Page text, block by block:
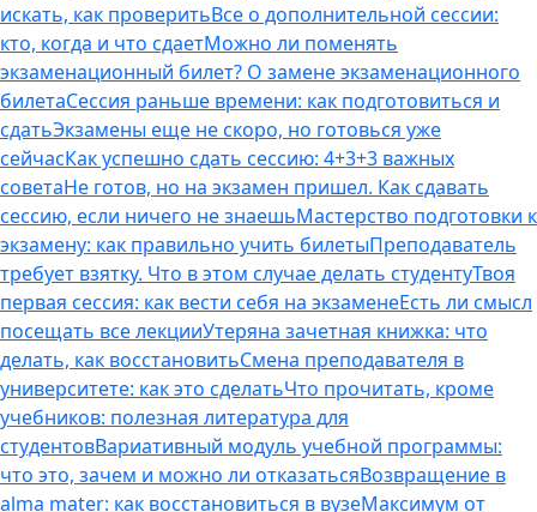
искать, как проверитьВсе о дополнительной сессии:
кто, когда и что сдаетМожно ли поменять
экзаменационный билет? О замене экзаменационного
билетаСессия раньше времени: как подготовиться и
сдатьЭкзамены еще не скоро, но готовься уже
сейчасКак успешно сдать сессию: 4+3+3 важных
советаНе готов, но на экзамен пришел. Как сдавать
сессию, если ничего не знаешьМастерство подготовки к
экзамену: как правильно учить билетыПреподаватель
требует взятку. Что в этом случае делать студентуТвоя
первая сессия: как вести себя на экзаменеЕсть ли смысл
посещать все лекцииУтеряна зачетная книжка: что
делать, как восстановитьСмена преподавателя в
университете: как это сделатьЧто прочитать, кроме
учебников: полезная литература для
студентовВариативный модуль учебной программы:
что это, зачем и можно ли отказатьсяВозвращение в
alma mater: как восстановиться в вузеМаксимум от